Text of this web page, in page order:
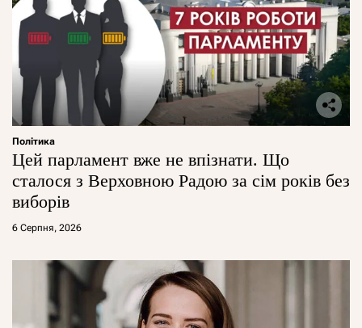
Політика
Цей парламент вже не впізнати. Що
сталося з Верховною Радою за сім років без
виборів
6 Серпня, 2026